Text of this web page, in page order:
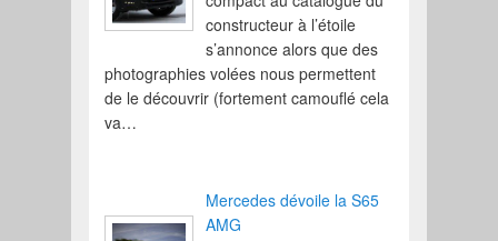
constructeur à l’étoile
s’annonce alors que des
photographies volées nous permettent
de le découvrir (fortement camouflé cela
va…
Mercedes dévoile la S65
AMG